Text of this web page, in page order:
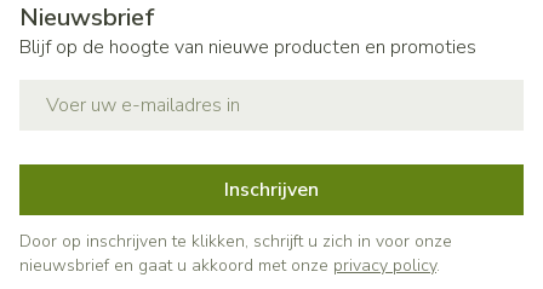
Nieuwsbrief
Blijf op de hoogte van nieuwe producten en promoties
Inschrijven
Door op inschrijven te klikken, schrijft u zich in voor onze
nieuwsbrief en gaat u akkoord met onze privacy policy.